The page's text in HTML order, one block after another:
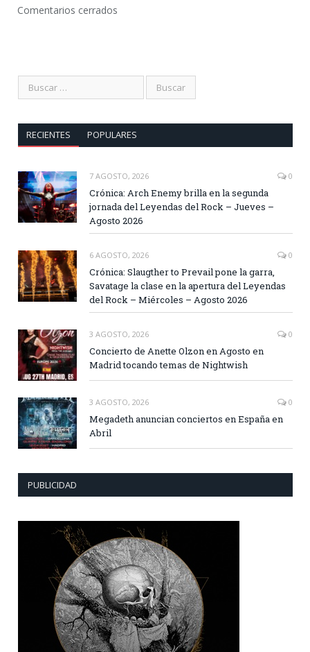
Comentarios cerrados
RECIENTES POPULARES
7 AGOSTO, 2026 0
Crónica: Arch Enemy brilla en la segunda
jornada del Leyendas del Rock – Jueves –
Agosto 2026
6 AGOSTO, 2026 0
Crónica: Slaugther to Prevail pone la garra,
Savatage la clase en la apertura del Leyendas
del Rock – Miércoles – Agosto 2026
3 AGOSTO, 2026 0
Concierto de Anette Olzon en Agosto en
Madrid tocando temas de Nightwish
3 AGOSTO, 2026 0
Megadeth anuncian conciertos en España en
Abril
PUBLICIDAD